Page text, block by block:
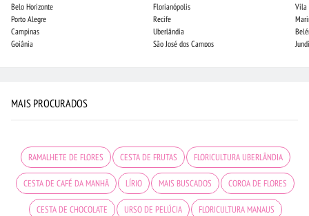
Belo Horizonte
Porto Alegre
Campinas
Goiânia
Florianópolis
Recife
Uberlândia
São José dos Campos
Vila
MAIS PROCURADOS
RAMALHETE DE FLORES CESTA DE FRUTAS FLORICULTURA UBERLÂNDIA
CESTA DE CAFÉ DA MANHÃ LÍRIO MAIS BUSCADOS COROA DE FLORES
CESTA DE CHOCOLATE URSO DE PELÚCIA FLORICULTURA MANAUS